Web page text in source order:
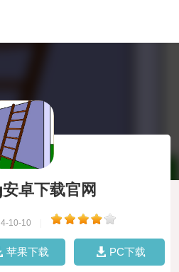
卓下载官网
10-10
苹果下载 PC下载